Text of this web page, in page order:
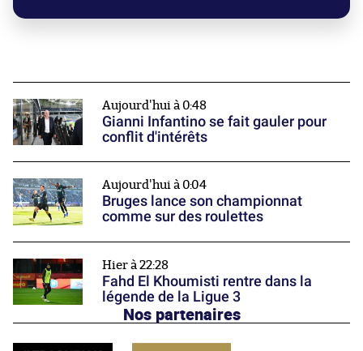
Aujourd'hui à 0:48
Gianni Infantino se fait gauler pour
conflit d'intérêts
Aujourd'hui à 0:04
Bruges lance son championnat
comme sur des roulettes
Hier à 22:28
Fahd El Khoumisti rentre dans la
légende de la Ligue 3
Nos partenaires